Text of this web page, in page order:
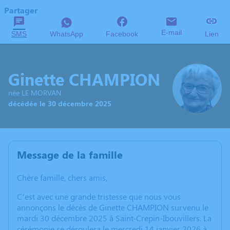
Partager
SMS WhatsApp Facebook E-mail Lien
Ginette CHAMPION
née LE MORVAN
décédée le 30 décembre 2025
Message de la famille
Chère famille, chers amis,
C’est avec une grande tristesse que nous vous
annonçons le décès de Ginette CHAMPION survenu le
mardi 30 décembre 2025 à Saint-Crepin-Ibouvillers. La